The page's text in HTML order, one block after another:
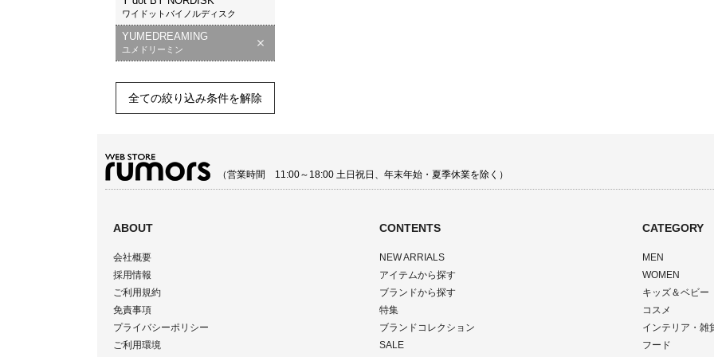
ワイドットバイノルディスク
YUMEDREAMING
ユメドリーミン
全ての絞り込み条件を解除
（営業時間 11:00～18:00 土日祝日、年末年始・夏季休業を除く）
ABOUT
会社概要
採用情報
ご利用規約
免責事項
プライバシーポリシー
ご利用環境
CONTENTS
NEW ARRIALS
アイテムから探す
ブランドから探す
特集
ブランドコレクション
SALE
CATEGORY
MEN
WOMEN
キッズ＆ベビー
コスメ
インテリア・雑
フード